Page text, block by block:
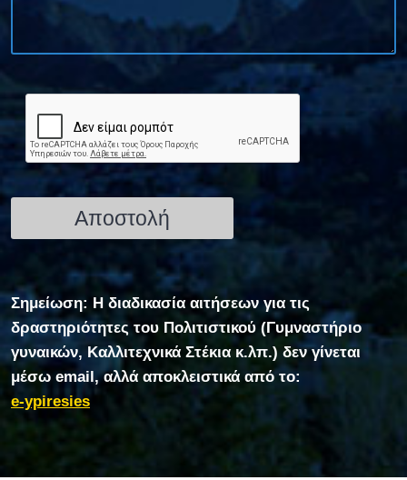
Σημείωση: Η διαδικασία αιτήσεων για τις
δραστηριότητες του Πολιτιστικού (Γυμναστήριο
γυναικών, Καλλιτεχνικά Στέκια κ.λπ.) δεν γίνεται
μέσω email, αλλά αποκλειστικά από το:
e-ypiresies